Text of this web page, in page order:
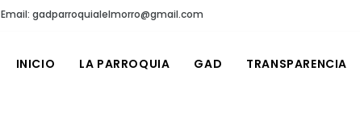
Email: gadparroquialelmorro@gmail.com
INICIO LA PARROQUIA GAD TRANSPARENCIA